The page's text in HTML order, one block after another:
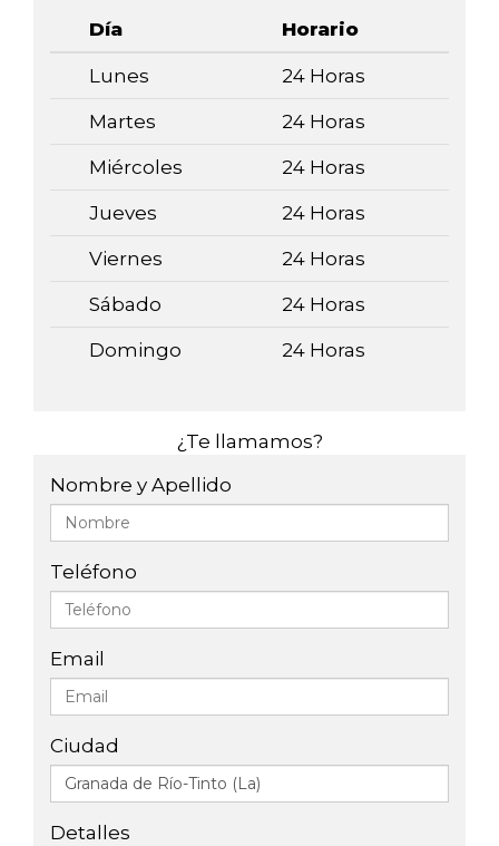
Día Horario
Lunes 24 Horas
Martes 24 Horas
Miércoles 24 Horas
Jueves 24 Horas
Viernes 24 Horas
Sábado 24 Horas
Domingo 24 Horas
¿Te llamamos?
Nombre y Apellido
Teléfono
Email
Ciudad
Detalles